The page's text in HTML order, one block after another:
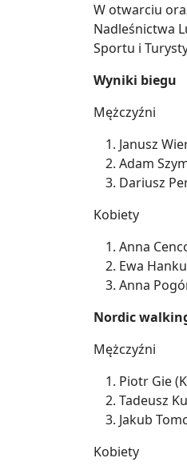
W otwarciu
Nadleśnictwa
Sportu i
Wyniki biegu
Mężczyźni
Janusz
Adam
Dariusz
Kobiety
Anna
Ewa
Anna
Nordic
Mężczyźni
Piotr Gie
Tadeusz
Jakub
Kobiety